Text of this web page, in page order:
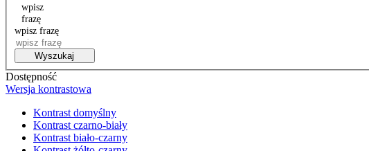
wpisz
frazę
wpisz frazę
Wyszukaj
Dostępność
Wersja kontrastowa
Kontrast domyślny
Kontrast czarno-biały
Kontrast biało-czarny